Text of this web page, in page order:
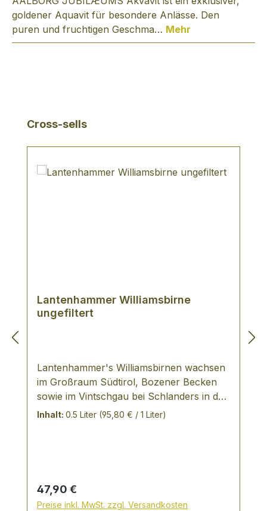
goldener Aquavit für besondere Anlässe. Den
puren und fruchtigen Geschma… Mehr
Produktgalerie überspringen
Cross-sells
Lantenhammer Williamsbirne
ungefiltert
Lantenhammer's Williamsbirnen wachsen
im Großraum Südtirol, Bozener Becken
sowie im Vintschgau bei Schlanders in den
Höhenlagen. Das zweite bedeutende
und Terroirs gibt dies dem Brand eine
interessante und intensive Struktur. Birne
Inhalt: 0.5 Liter (95,80 € / 1 Liter)
Regulärer Preis:
47,90 €
Preise inkl. MwSt. zzgl. Versandkosten